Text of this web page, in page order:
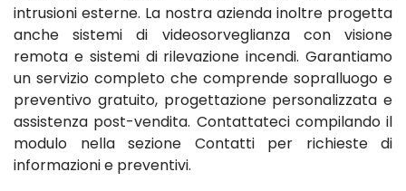
intrusioni esterne. La nostra azienda inoltre progetta
anche sistemi di videosorveglianza con visione
remota e sistemi di rilevazione incendi. Garantiamo
un servizio completo che comprende sopralluogo e
preventivo gratuito, progettazione personalizzata e
assistenza post-vendita. Contattateci compilando il
modulo nella sezione Contatti per richieste di
informazioni e preventivi.